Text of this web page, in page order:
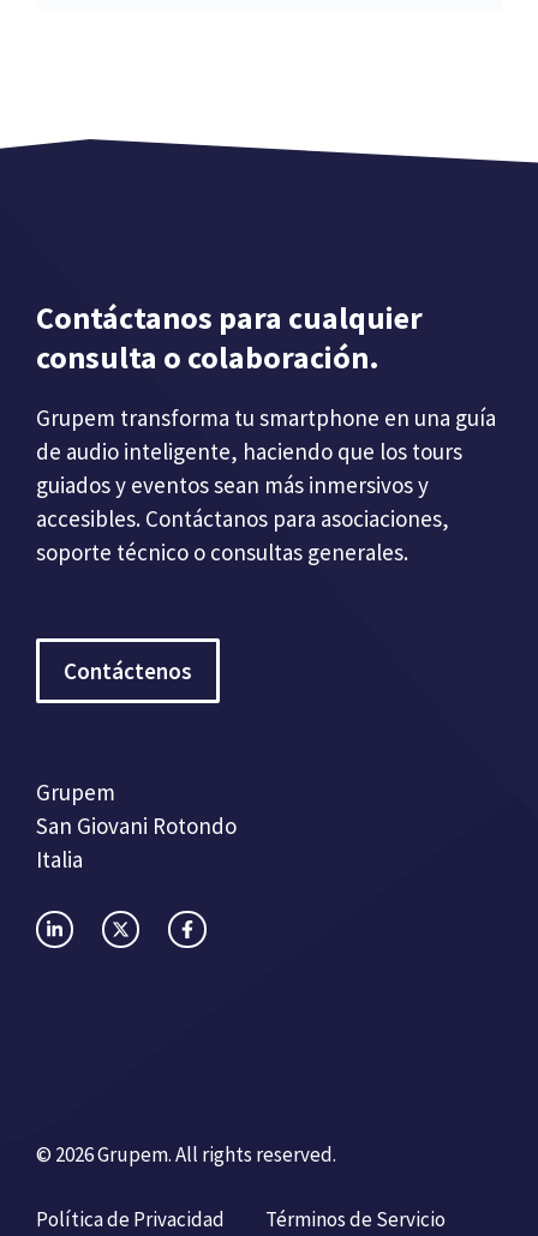
Contáctanos para cualquier
consulta o colaboración.
Grupem transforma tu smartphone en una guía
de audio inteligente, haciendo que los tours
guiados y eventos sean más inmersivos y
accesibles. Contáctanos para asociaciones,
soporte técnico o consultas generales.
Contáctenos
Grupem
San Giovani Rotondo
Italia
© 2026 Grupem. All rights reserved.
Política de Privacidad Términos de Servicio